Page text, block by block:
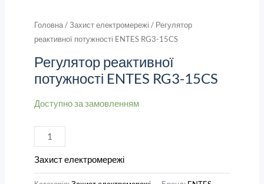
Головна/Захист електромережі / Регулятор
реактивної потужності ENTES RG3-15CS
Регулятор реактивної
потужності ENTES RG3-15CS
Доступно за замовленням
Захист електромережі